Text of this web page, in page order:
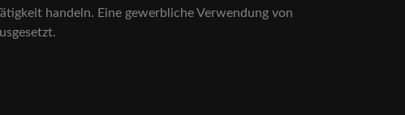
handeln. Eine gewerbliche Verwendung von